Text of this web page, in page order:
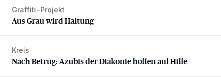
Aus Grau wird Haltung
Graffiti-Projekt
Aus Grau wird Haltung
Nach Betrug: Azubis der Diakonie hoffen auf Hilfe
Kreis
Nach Betrug: Azubis der Diakonie hoffen auf Hilfe